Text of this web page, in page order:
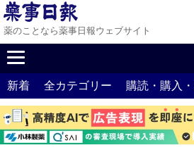
薬のことなら薬事日報ウェブサイト
新着 全カテゴリー 購読・購入